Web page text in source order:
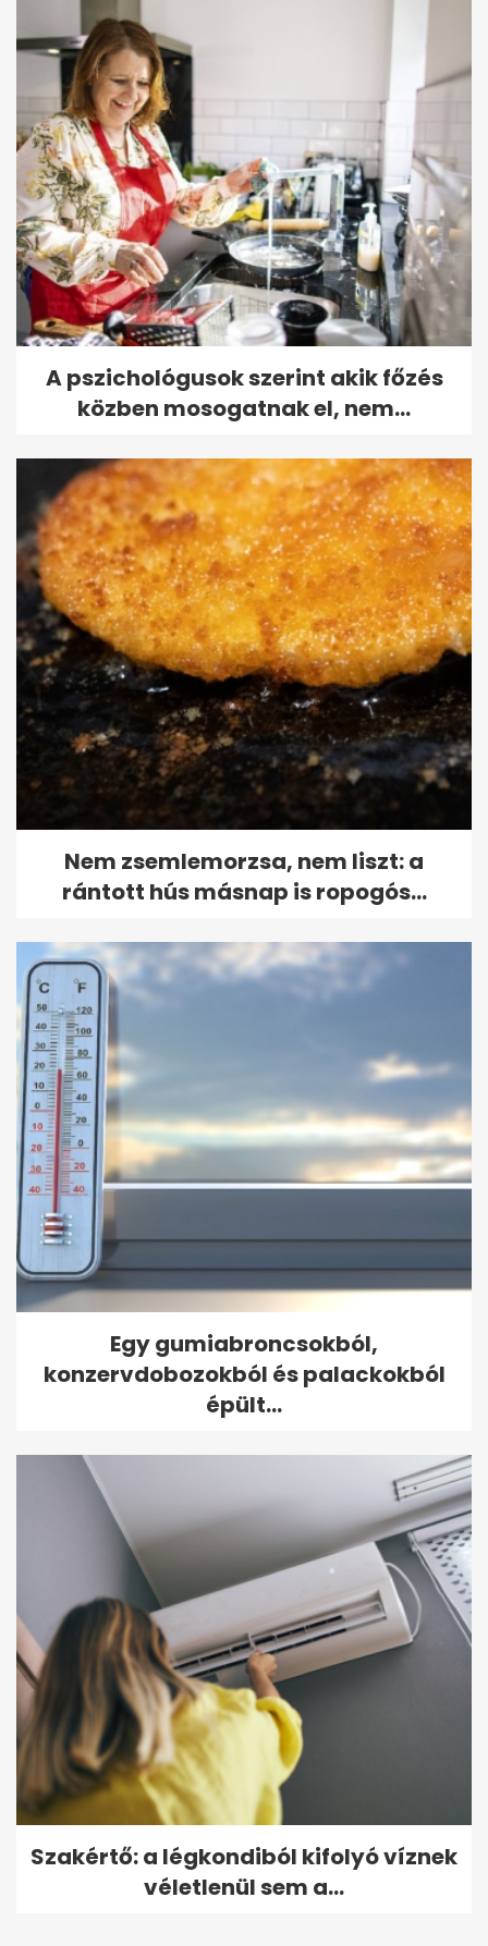
A pszichológusok szerint akik főzés
közben mosogatnak el, nem...
Nem zsemlemorzsa, nem liszt: a
rántott hús másnap is ropogós...
Egy gumiabroncsokból,
konzervdobozokból és palackokból
épült...
Szakértő: a légkondiból kifolyó víznek
véletlenül sem a...